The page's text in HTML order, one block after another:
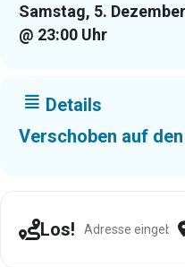
Samstag, 5.
@ 23:00 Uhr
Details
Verschoben auf den
Los! Address - Schwelm